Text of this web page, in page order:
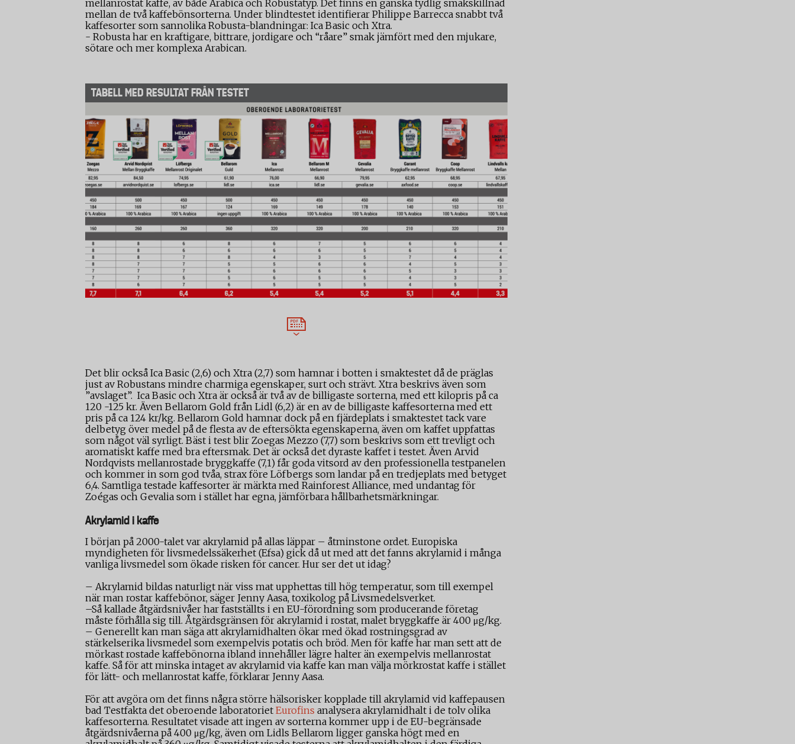
mellanrostat kaffe, av både Arabica och Robustatyp. Det finns en ganska tydlig smakskillnad
mellan de två kaffebönsorterna. Under blindtestet identifierar Philippe Barrecca snabbt två
kaffesorter som sannolika Robusta-blandningar: Ica Basic och Xtra.
- Robusta har en kraftigare, bittrare, jordigare och “råare” smak jämfört med den mjukare,
sötare och mer komplexa Arabican.
TABELL MED RESULTAT FRÅN TESTET
Det blir också Ica Basic (2,6) och Xtra (2,7) som hamnar i botten i smaktestet då de präglas
just av Robustans mindre charmiga egenskaper, surt och strävt. Xtra beskrivs även som
”avslaget”. Ica Basic och Xtra är också är två av de billigaste sorterna, med ett kilopris på ca
120 -125 kr. Även Bellarom Gold från Lidl (6,2) är en av de billigaste kaffesorterna med ett
pris på ca 124 kr/kg. Bellarom Gold hamnar dock på en fjärdeplats i smaktestet tack vare
delbetyg över medel på de flesta av de eftersökta egenskaperna, även om kaffet uppfattas
som något väl syrligt. Bäst i test blir Zoegas Mezzo (7,7) som beskrivs som ett trevligt och
aromatiskt kaffe med bra eftersmak. Det är också det dyraste kaffet i testet. Även Arvid
Nordqvists mellanrostade bryggkaffe (7,1) får goda vitsord av den professionella testpanelen
och kommer in som god tvåa, strax före Löfbergs som landar på en tredjeplats med betyget
6,4. Samtliga testade kaffesorter är märkta med Rainforest Alliance, med undantag för
Zoégas och Gevalia som i stället har egna, jämförbara hållbarhetsmärkningar.
Akrylamid i kaffe
I början på 2000-talet var akrylamid på allas läppar – åtminstone ordet. Europiska
myndigheten för livsmedelssäkerhet (Efsa) gick då ut med att det fanns akrylamid i många
vanliga livsmedel som ökade risken för cancer. Hur ser det ut idag?
– Akrylamid bildas naturligt när viss mat upphettas till hög temperatur, som till exempel
när man rostar kaffebönor, säger Jenny Aasa, toxikolog på Livsmedelsverket.
–Så kallade åtgärdsnivåer har fastställts i en EU-förordning som producerande företag
måste förhålla sig till. Åtgärdsgränsen för akrylamid i rostat, malet bryggkaffe är 400 μg/kg.
– Generellt kan man säga att akrylamidhalten ökar med ökad rostningsgrad av
stärkelserika livsmedel som exempelvis potatis och bröd. Men för kaffe har man sett att de
mörkast rostade kaffebönorna ibland innehåller lägre halter än exempelvis mellanrostat
kaffe. Så för att minska intaget av akrylamid via kaffe kan man välja mörkrostat kaffe i stället
för lätt- och mellanrostat kaffe, förklarar Jenny Aasa.
För att avgöra om det finns några större hälsorisker kopplade till akrylamid vid kaffepausen
bad Testfakta det oberoende laboratoriet Eurofins analysera akrylamidhalt i de tolv olika
kaffesorterna. Resultatet visade att ingen av sorterna kommer upp i de EU-begränsade
åtgärdsnivåerna på 400 μg/kg, även om Lidls Bellarom ligger ganska högt med en